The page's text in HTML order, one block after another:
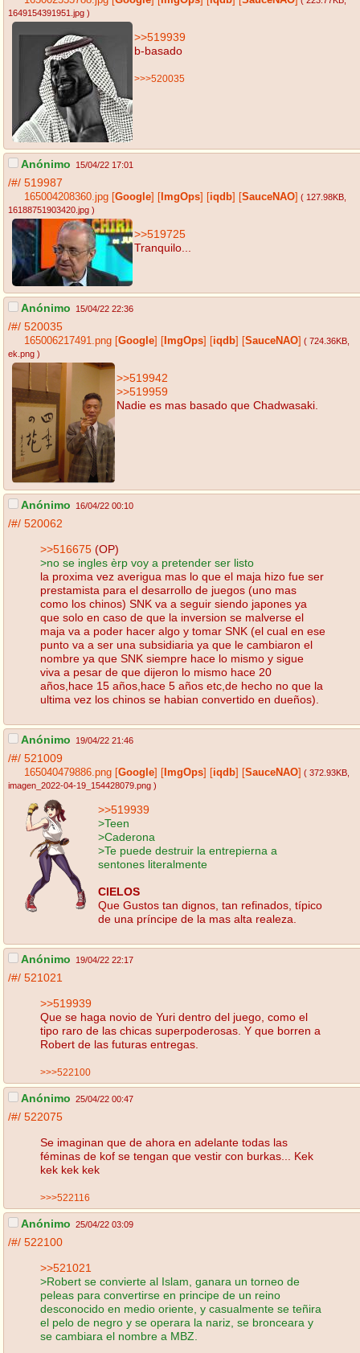
1649154391951.jpg )
>>519939
b-basado
>>>520035
Anónimo 15/04/22 17:01
/#/ 519987
165004208360.jpg Google ImgOps iqdb SauceNAO ( 127.98KB
16188751903420.jpg )
>>519725
Tranquilo...
Anónimo 15/04/22 22:36
/#/ 520035
165006217491.png Google ImgOps iqdb SauceNAO ( 724.36KB
ek.png )
>>519942
>>519959
Nadie es mas basado que Chadwasaki.
Anónimo 16/04/22 00:10
/#/ 520062
>>516675 (OP)
>no se ingles èrp voy a pretender ser listo
la proxima vez averigua mas lo que el maja hizo fue ser
prestamista para el desarrollo de juegos (uno mas
como los chinos) SNK va a seguir siendo japones ya
que solo en caso de que la inversion se malverse el
maja va a poder hacer algo y tomar SNK (el cual en ese
punto va a ser una subsidiaria ya que le cambiaron el
nombre ya que SNK siempre hace lo mismo y sigue
viva a pesar de que dijeron lo mismo hace 20
años,hace 15 años,hace 5 años etc,de hecho no que la
ultima vez los chinos se habian convertido en dueños).
Anónimo 19/04/22 21:46
/#/ 521009
165040479886.png Google ImgOps iqdb SauceNAO ( 372.93KB
imagen_2022-04-19_154428079.png )
>>519939
>Teen
>Caderona
>Te puede destruir la entrepierna a
sentones literalmente
CIELOS
Que Gustos tan dignos, tan refinados, típico
de una príncipe de la mas alta realeza.
Anónimo 19/04/22 22:17
/#/ 521021
>>519939
Que se haga novio de Yuri dentro del juego, como el
tipo raro de las chicas superpoderosas. Y que borren a
Robert de las futuras entregas.
>>>522100
Anónimo 25/04/22 00:47
/#/ 522075
Se imaginan que de ahora en adelante todas las
féminas de kof se tengan que vestir con burkas... Kek
kek kek kek
>>>522116
Anónimo 25/04/22 03:09
/#/ 522100
>>521021
>Robert se convierte al Islam, ganara un torneo de
peleas para convertirse en principe de un reino
desconocido en medio oriente, y casualmente se teñira
el pelo de negro y se operara la nariz, se bronceara y
se cambiara el nombre a MBZ.